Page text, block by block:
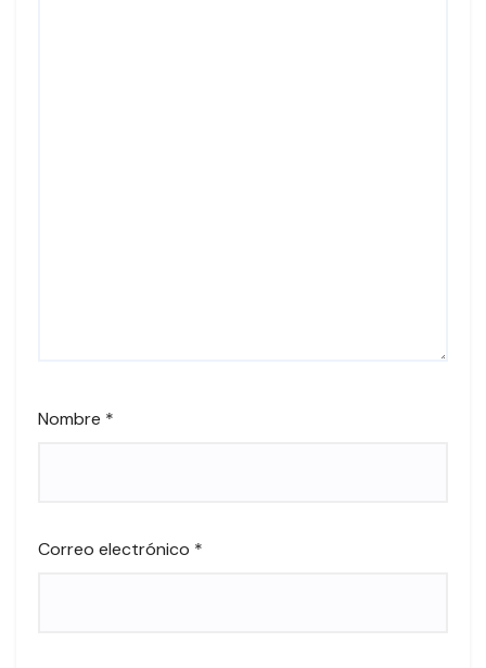
Nombre *
Correo electrónico *